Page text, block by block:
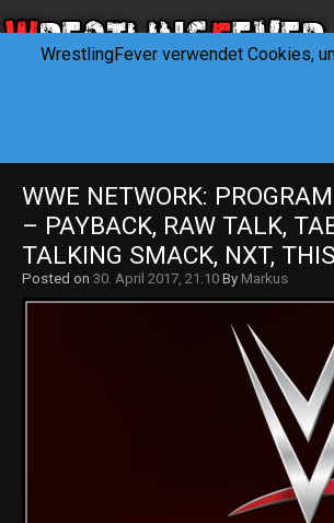
WWE NETWORK:
– PAYBACK, RAW TALK,
TALKING SMACK, NXT,
Posted on 30. April 2017, 21:10 By Markus
WrestlingFever verwendet Cookies,